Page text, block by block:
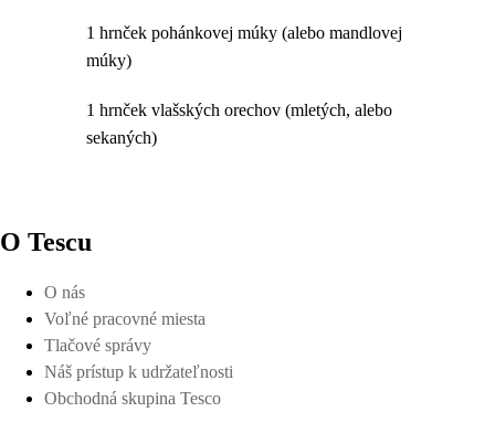
1 hrnček pohánkovej múky (alebo mandlovej
múky)
1 hrnček vlašských orechov (mletých, alebo
sekaných)
O Tescu
O nás
Voľné pracovné miesta
Tlačové správy
Náš prístup k udržateľnosti
Obchodná skupina Tesco